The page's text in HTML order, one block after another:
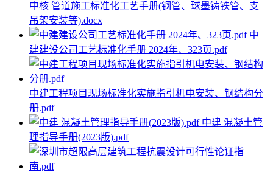
中核 管道施工标准化工艺手册(钢管、球墨铸铁管、支
吊架安装等).docx
中
建建设公司工艺标准化手册 2024年、323页.pdf
中建工程项目现场标准化实施指引机电安装、钢结构分
册.pdf
中建 混凝土管
理指导手册(2023版).pdf